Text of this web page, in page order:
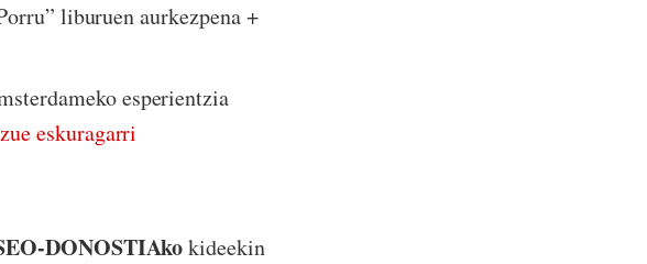
liburuen aurkezpena +
esperientzia
eskuragarri
DONOSTIAkokideekin